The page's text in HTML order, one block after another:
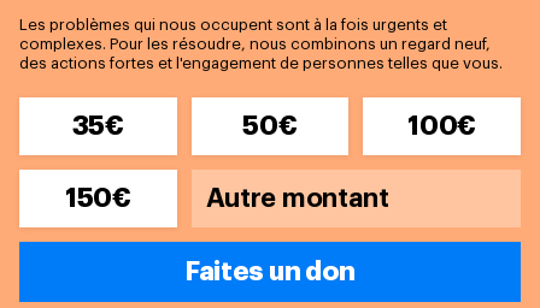
Les problèmes qui nous occupent sont à la fois urgents et
complexes. Pour les résoudre, nous combinons un regard neuf,
des actions fortes et l'engagement de personnes telles que vous.
35€ 50€ 100€
150€
Faites un don